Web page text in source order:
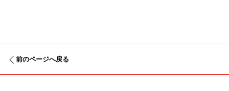
前のページへ戻る